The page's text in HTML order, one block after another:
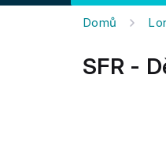
Domů
SFR -